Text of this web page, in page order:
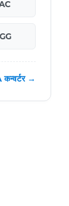
→